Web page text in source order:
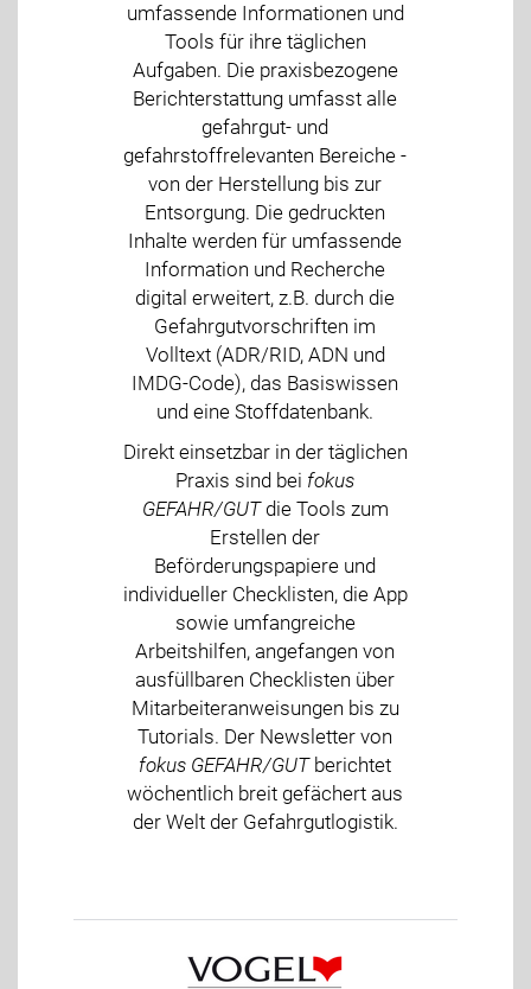
umfassende Informationen und
Tools für ihre täglichen
Aufgaben. Die praxisbezogene
Berichterstattung umfasst alle
gefahrgut- und
gefahrstoffrelevanten Bereiche -
von der Herstellung bis zur
Entsorgung. Die gedruckten
Inhalte werden für umfassende
Information und Recherche
digital erweitert, z.B. durch die
Gefahrgutvorschriften im
Volltext (ADR/RID, ADN und
IMDG-Code), das Basiswissen
und eine Stoffdatenbank.
Direkt einsetzbar in der täglichen
Praxis sind bei fokus
GEFAHR/GUTdie Tools zum
Erstellen der
Beförderungspapiere und
individueller Checklisten, die App
sowie umfangreiche
Arbeitshilfen, angefangen von
ausfüllbaren Checklisten über
Mitarbeiteranweisungen bis zu
Tutorials. Der Newsletter von
fokus GEFAHR/GUTberichtet
wöchentlich breit gefächert aus
der Welt der Gefahrgutlogistik.